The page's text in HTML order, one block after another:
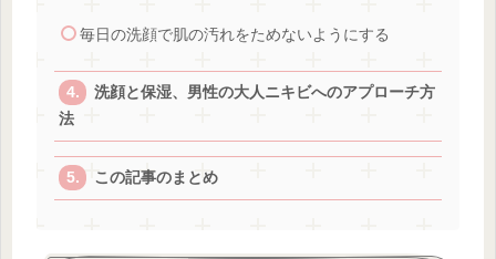
毎日の洗顔で肌の汚れをためないようにする
洗顔と保湿、男性の大人ニキビへのアプローチ方
法
この記事のまとめ